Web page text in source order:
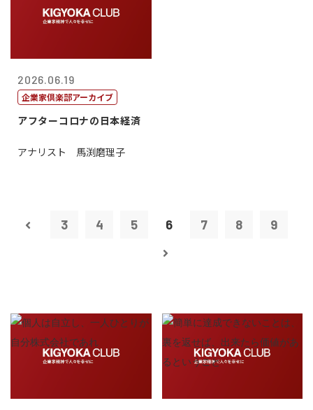
2026.06.19
企業家倶楽部アーカイブ
アフターコロナの日本経済
アナリスト 馬渕磨理子
3 4 5 6 7 8 9